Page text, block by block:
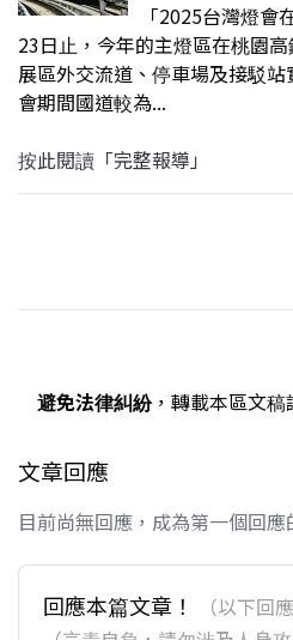
「2025台灣燈
23日止，今年的主燈區在桃園
展區外交流道、停車場及接駁
會期間國道較為...
按此閱讀「完整報導」
避免法律糾紛，轉載本區文稿
文章回應
目前尚無回應，成為第一個回應
回應本篇文章！
（以下回